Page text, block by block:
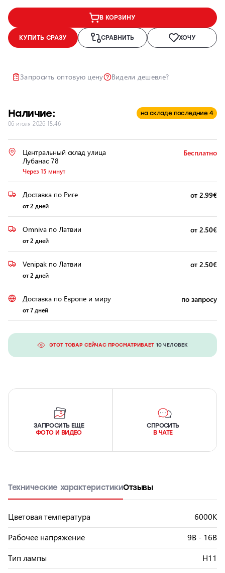
В КОРЗИНУ
КУПИТЬ СРАЗУ СРАВНИТЬ ХОЧУ
Запросить оптовую цену Видели дешевле?
Наличие: на складе последние 4
06 июля 2026 15:46
Центральный склад улица
Лубанас 78
Через 15 минут
Бесплатно
Доставка по Риге
от 2 дней
от 2.99€
Omniva по Латвии
от 2 дней
от 2.50€
Venipak по Латвии
от 2 дней
от 2.50€
Доставка по Европе и миру
от 7 дней
по запросу
ЭТОТ ТОВАР СЕЙЧАС ПРОСМАТРИВАЕТ 10 ЧЕЛОВЕК
ЗАПРОСИТЬ ЕЩЕ
ФОТО И ВИДЕО
СПРОСИТЬ
В ЧАТЕ
Технические характеристикиОтзывы
Цветовая температура
6000К
Рабочее напряжение
9В - 16В
Тип лампы
H11
Ремонт и
восстановление
автомобильных
фар
фар
оборудования